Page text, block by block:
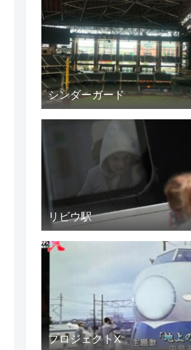
シンダーガード
リビウ駅
プロジェクトX